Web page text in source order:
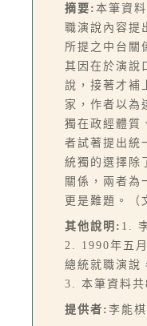
摘要: 本筆資
職演說內容提
所提之中台關
其因在於演說
說，接著才補
家，作者以為
獨在政經體質
者試著提出統
統獨的選擇除
關係，兩者為
更是難題。（
其他說明: 1.
2. 1990年五
總統就職演說
3. 本筆資料共
提供者: 李能棋